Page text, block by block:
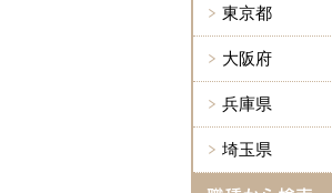
東京都
大阪府
兵庫県
埼玉県